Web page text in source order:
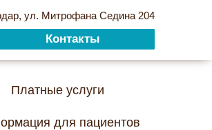
ул. Митрофана Седина 204
Контакты
Платные услуги
для пациентов